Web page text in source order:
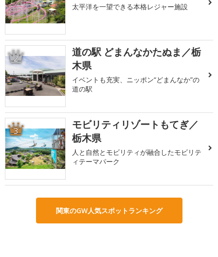
太平洋を一望できる本格レジャー施設
2
道の駅 どまんなかたぬま／栃
木県
イベントも充実、ニッポン“どまんなか”の
道の駅
3
モビリティリゾートもてぎ／
栃木県
人と自然とモビリティが融合したモビリテ
ィテーマパーク
関東のGW人気スポットランキング